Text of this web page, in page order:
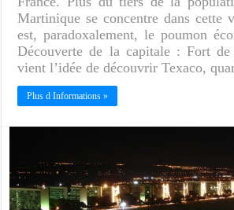
Martinique se concentre dans cette
est, paradoxalement, le poumon
Découverte de la capitale : Fort de
vient l’idée de découvrir Texaco,
Plus d Informations »